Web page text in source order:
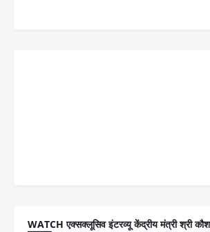
WATCH एक्सक्लूसिव इंटरव्यू केंद्रीय मंत्री श्री